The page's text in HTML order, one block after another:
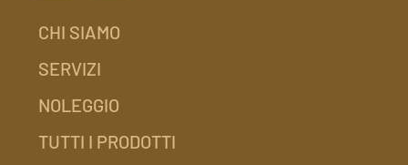
CHI SIAMO
SERVIZI
NOLEGGIO
TUTTI I PRODOTTI